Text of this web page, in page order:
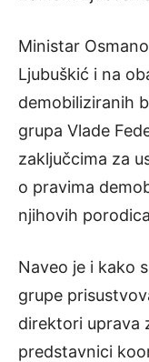
Ministar
Ljubuškić i na
demobiliziranih
grupa Vlade
zaključcima za
o pravima
njihovih
Naveo je i kako
grupe
direktori uprava
predstavnici